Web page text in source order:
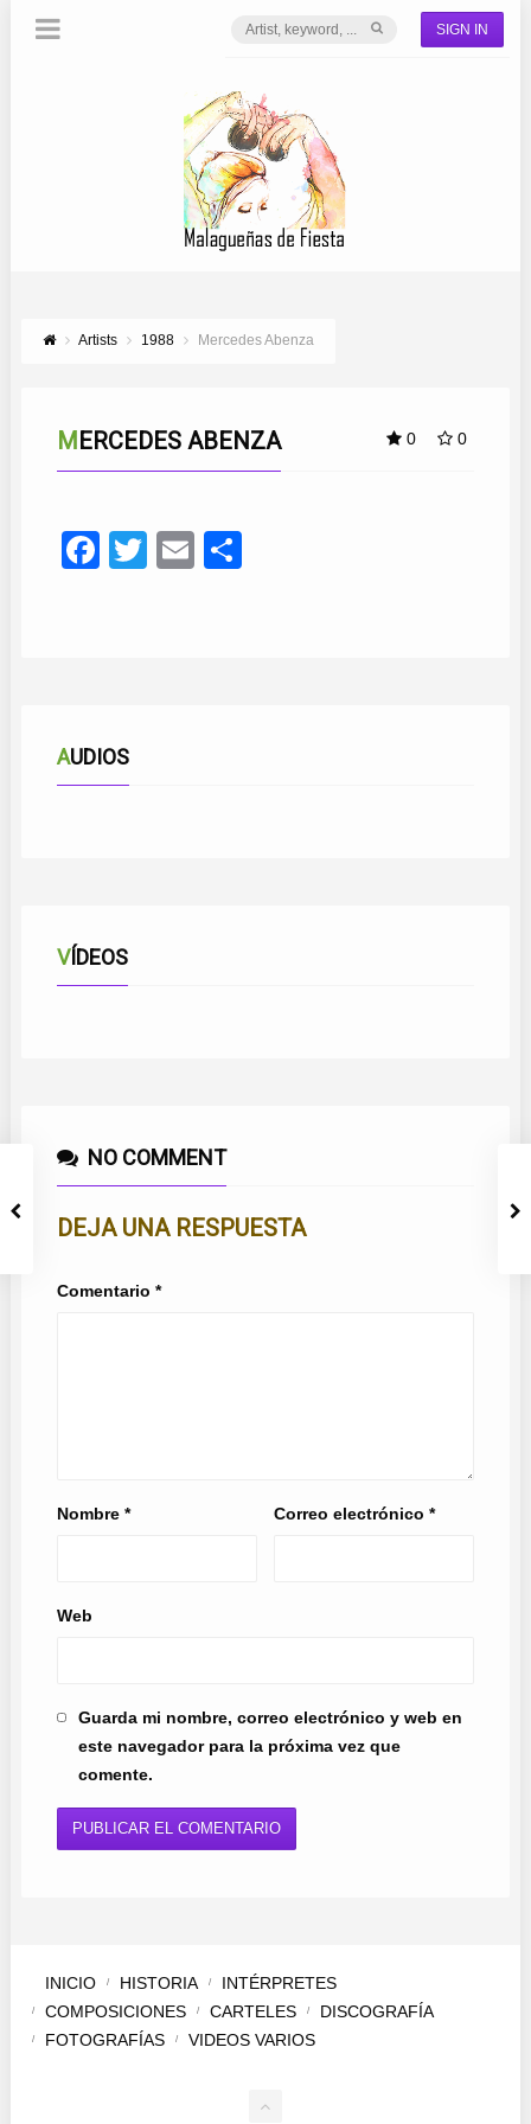
SIGN IN
Artists 1988 Mercedes Abenza
0 0
MERCEDES ABENZA
Facebook
TwitterEmail
AUDIOSNO ME MIRES NI ME HABLES
VÍDEOSLA MAR ESTÁ EN CALMA
NO COMMENT
DEJA UNA RESPUESTA
Comentario *
Nombre * Correo electrónico*
Web
Guarda mi nombre, correo electrónico y web en
este navegador para la próxima vez que
comente.
INICIO HISTORIA
INTÉRPRETES
COMPOSICIONES
CARTELES
DISCOGRAFÍA
FOTOGRAFÍAS
VIDEOS VARIOS